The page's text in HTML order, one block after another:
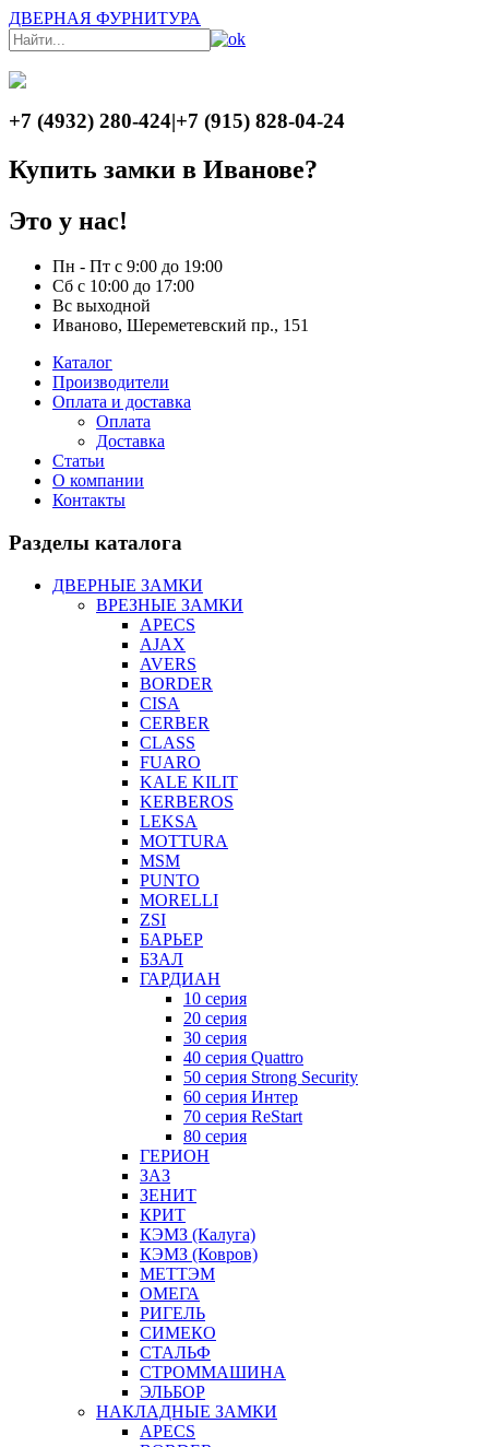
ДВЕРНАЯ ФУРНИТУРА
+7 (4932) 280-424|+7 (915) 828-04-24
Купить замки в Иванове?
Это у нас!
Пн - Пт с 9:00 до 19:00
Сб с 10:00 до 17:00
Вс выходной
Иваново, Шереметевский пр., 151
Каталог
Производители
Оплата и доставка
Оплата
Доставка
Статьи
О компании
Контакты
Разделы каталога
ДВЕРНЫЕ ЗАМКИ
ВРЕЗНЫЕ ЗАМКИ
APECS
AJAX
AVERS
BORDER
CISA
CERBER
CLASS
FUARO
KALE KILIT
KERBEROS
LEKSA
MOTTURA
MSM
PUNTO
MORELLI
ZSI
БАРЬЕР
БЗАЛ
ГАРДИАН
10 серия
20 серия
30 серия
40 серия Quattro
50 серия Strong Security
60 серия Интер
70 серия ReStart
80 серия
ГЕРИОН
ЗАЗ
ЗЕНИТ
КРИТ
КЭМЗ (Калуга)
КЭМЗ (Ковров)
МЕТТЭМ
ОМЕГА
РИГЕЛЬ
СИМЕКО
СТАЛЬФ
СТРОММАШИНА
ЭЛЬБОР
НАКЛАДНЫЕ ЗАМКИ
APECS